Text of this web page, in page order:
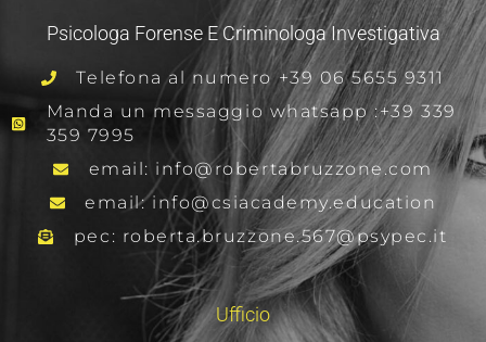
Psicologa Forense E Criminologa Investigativa
Telefona al numero +39 06 5655 9311
Manda un messaggio whatsapp :+39 339
359 7995
email: info@robertabruzzone.com
email: info@csiacademy.education
pec: roberta.bruzzone.567@psypec.it
Ufficio